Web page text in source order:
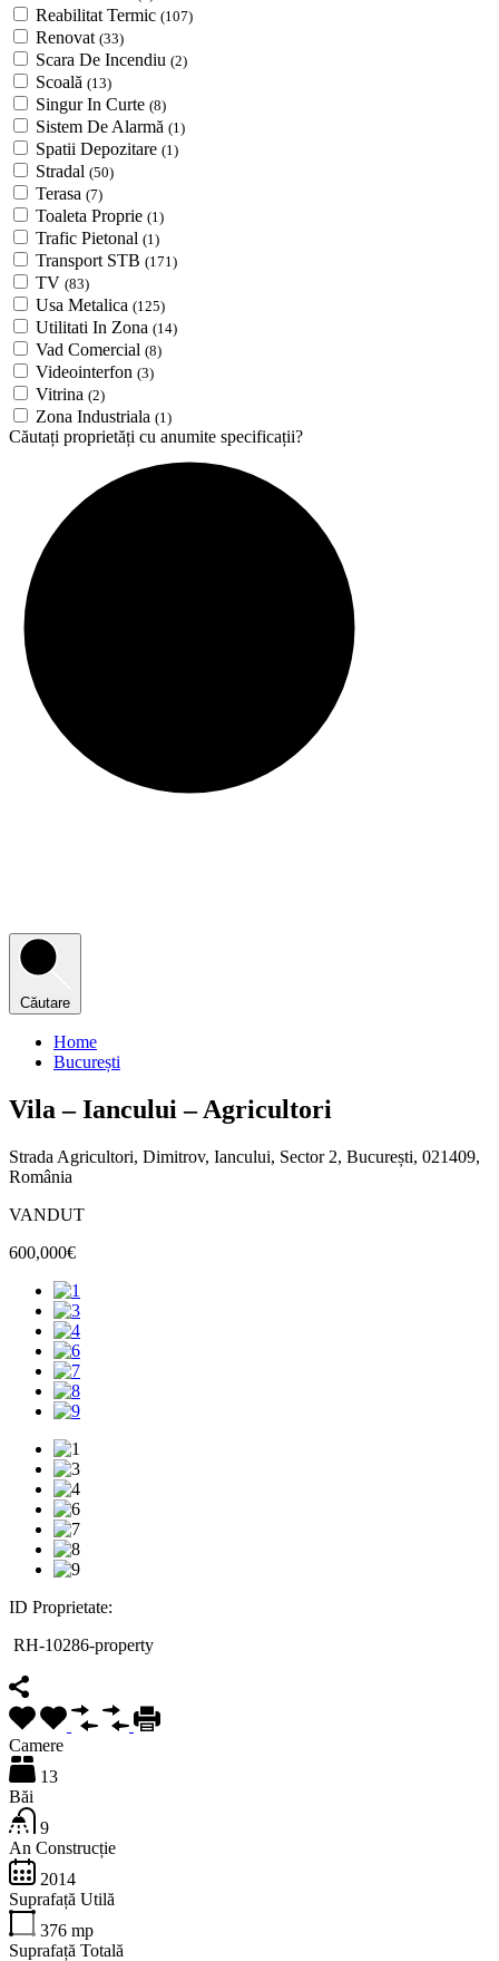
Reabilitat Termic (107)
Renovat (33)
Scara De Incendiu (2)
Scoală (13)
Singur In Curte (8)
Sistem De Alarmă (1)
Spatii Depozitare (1)
Stradal (50)
Terasa (7)
Toaleta Proprie (1)
Trafic Pietonal (1)
Transport STB (171)
TV (83)
Usa Metalica (125)
Utilitati In Zona (14)
Vad Comercial (8)
Videointerfon (3)
Vitrina (2)
Zona Industriala (1)
Căutați proprietăți cu anumite specificații?
Căutare
Home
București
Vila – Iancului – Agricultori
Strada Agricultori, Dimitrov, Iancului, Sector 2, București, 021409,
România
VANDUT
600,000€
ID Proprietate:
RH-10286-property
Camere
13
Băi
9
An Construcție
2014
Suprafață Utilă
376 mp
Suprafață Totală